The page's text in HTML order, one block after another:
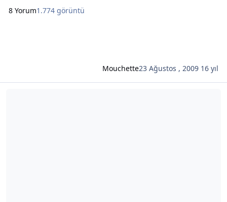
8 Yorum1.774 görüntü
Mouchette23 Ağustos , 2009 16 yıl